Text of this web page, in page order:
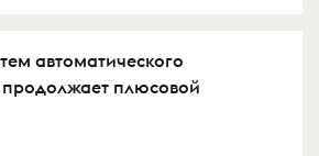
автоматического
плюсовой